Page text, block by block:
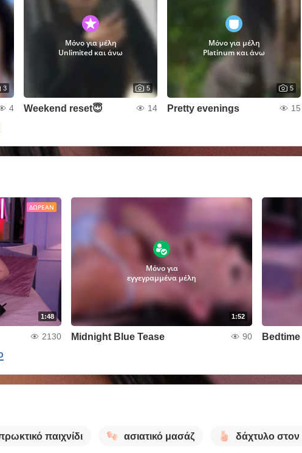
3
4
Μόνο για μέλη
Unlimited και άνω
5
Weekend reset😇 14
Μόνο για μέλη
Platinum και άνω
5
Pretty evenings 15
ΔΩΡΕΆΝ
1:48
2130
1:52
Μόνο για
εγγεγραμμένα μέλη
Midnight Blue Tease 90
παιχνίδι ασιατικό μασάζ δάχτυλο